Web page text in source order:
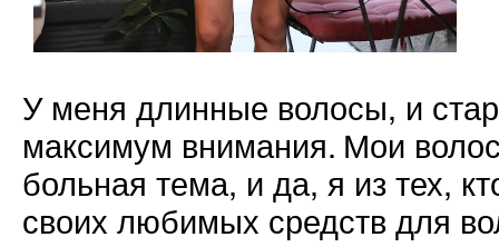
У меня длинные волосы, и
максимум внимания. Мои
больная тема, и да, я из тех,
своих любимых средств для